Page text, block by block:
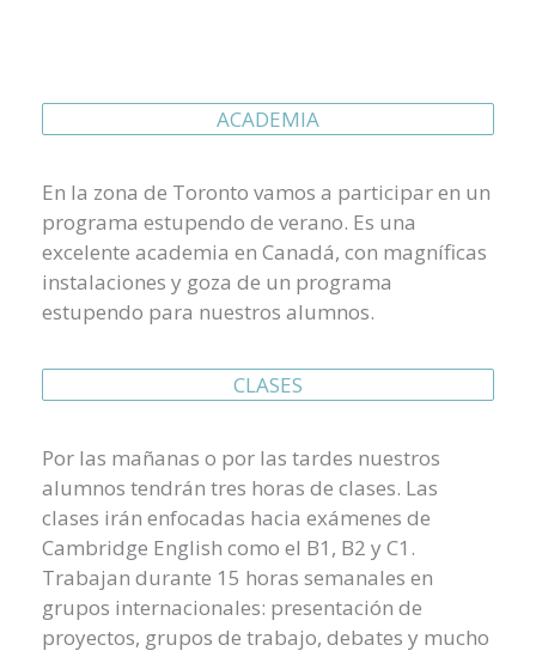
ACADEMIA
En la zona de Toronto vamos a participar en un
programa estupendo de verano. Es una
excelente academia en Canadá, con magníficas
instalaciones y goza de un programa
estupendo para nuestros alumnos.
CLASES
Por las mañanas o por las tardes nuestros
alumnos tendrán tres horas de clases. Las
clases irán enfocadas hacia exámenes de
Cambridge English como el B1, B2 y C1.
Trabajan durante 15 horas semanales en
grupos internacionales: presentación de
proyectos, grupos de trabajo, debates y mucho